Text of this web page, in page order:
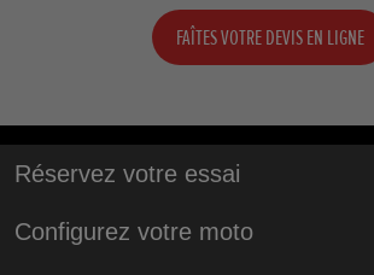
FAÎTES VOTRE DEVIS EN LIGNE
Réservez votre essai
Configurez votre moto